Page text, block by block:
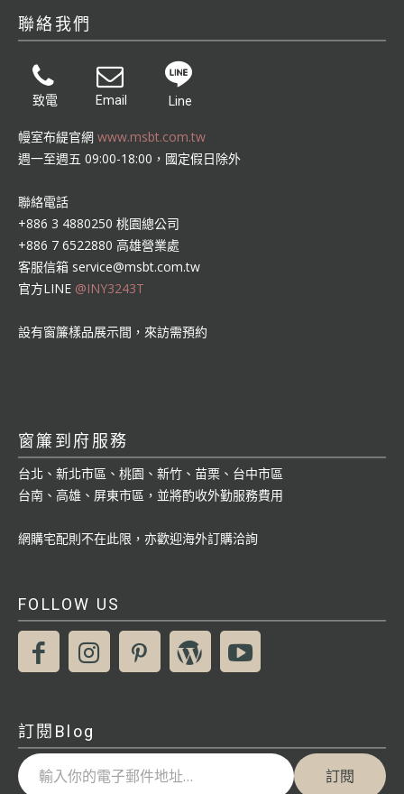
聯絡我們
致電 Email Line
幔室布緹官網 www.msbt.com.tw
週一至週五 09:00-18:00，國定假日除外
聯絡電話
+886 3 4880250 桃園總公司
+886 7 6522880 高雄營業處
客服信箱 service@msbt.com.tw
官方LINE @INY3243T
設有窗簾樣品展示間，來訪需預約
窗簾到府服務
台北、新北市區、桃園、新竹、苗栗、台中市區
台南、高雄、屏東市區，並將酌收外勤服務費用
網購宅配則不在此限，亦歡迎海外訂購洽詢
FOLLOW US
訂閱Blog
輸入你的電子郵件地址…
訂閱